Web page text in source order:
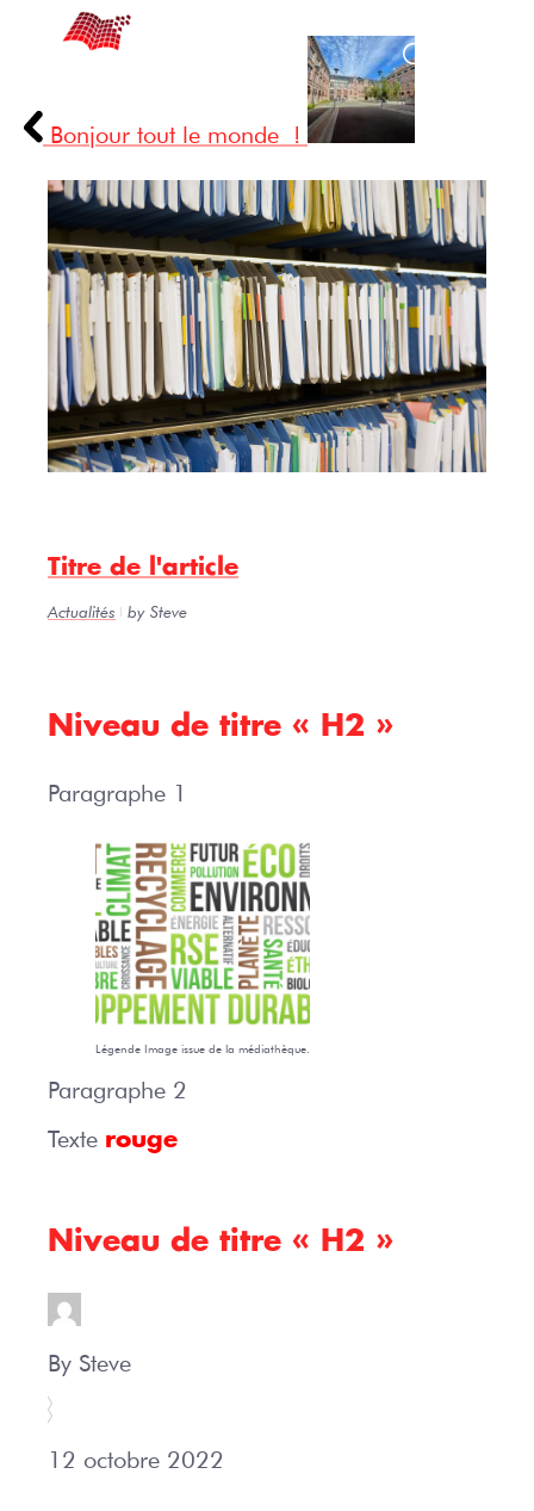
Bonjour tout le monde !
Titre de l'article
Actualités by Steve
Niveau de titre « H2 »
Paragraphe 1
Légende Image issue de la médiathèque.
Paragraphe 2
Texte rouge
Niveau de titre « H2 »
By Steve
12 octobre 2022